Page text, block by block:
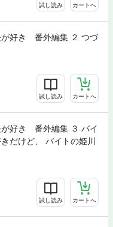
試し読み カートへ
が好き 番外編集 ２ つづ
試し読み カートへ
が好き 番外編集 ３ バイ
だけど、 バイトの姫川
試し読み カートへ